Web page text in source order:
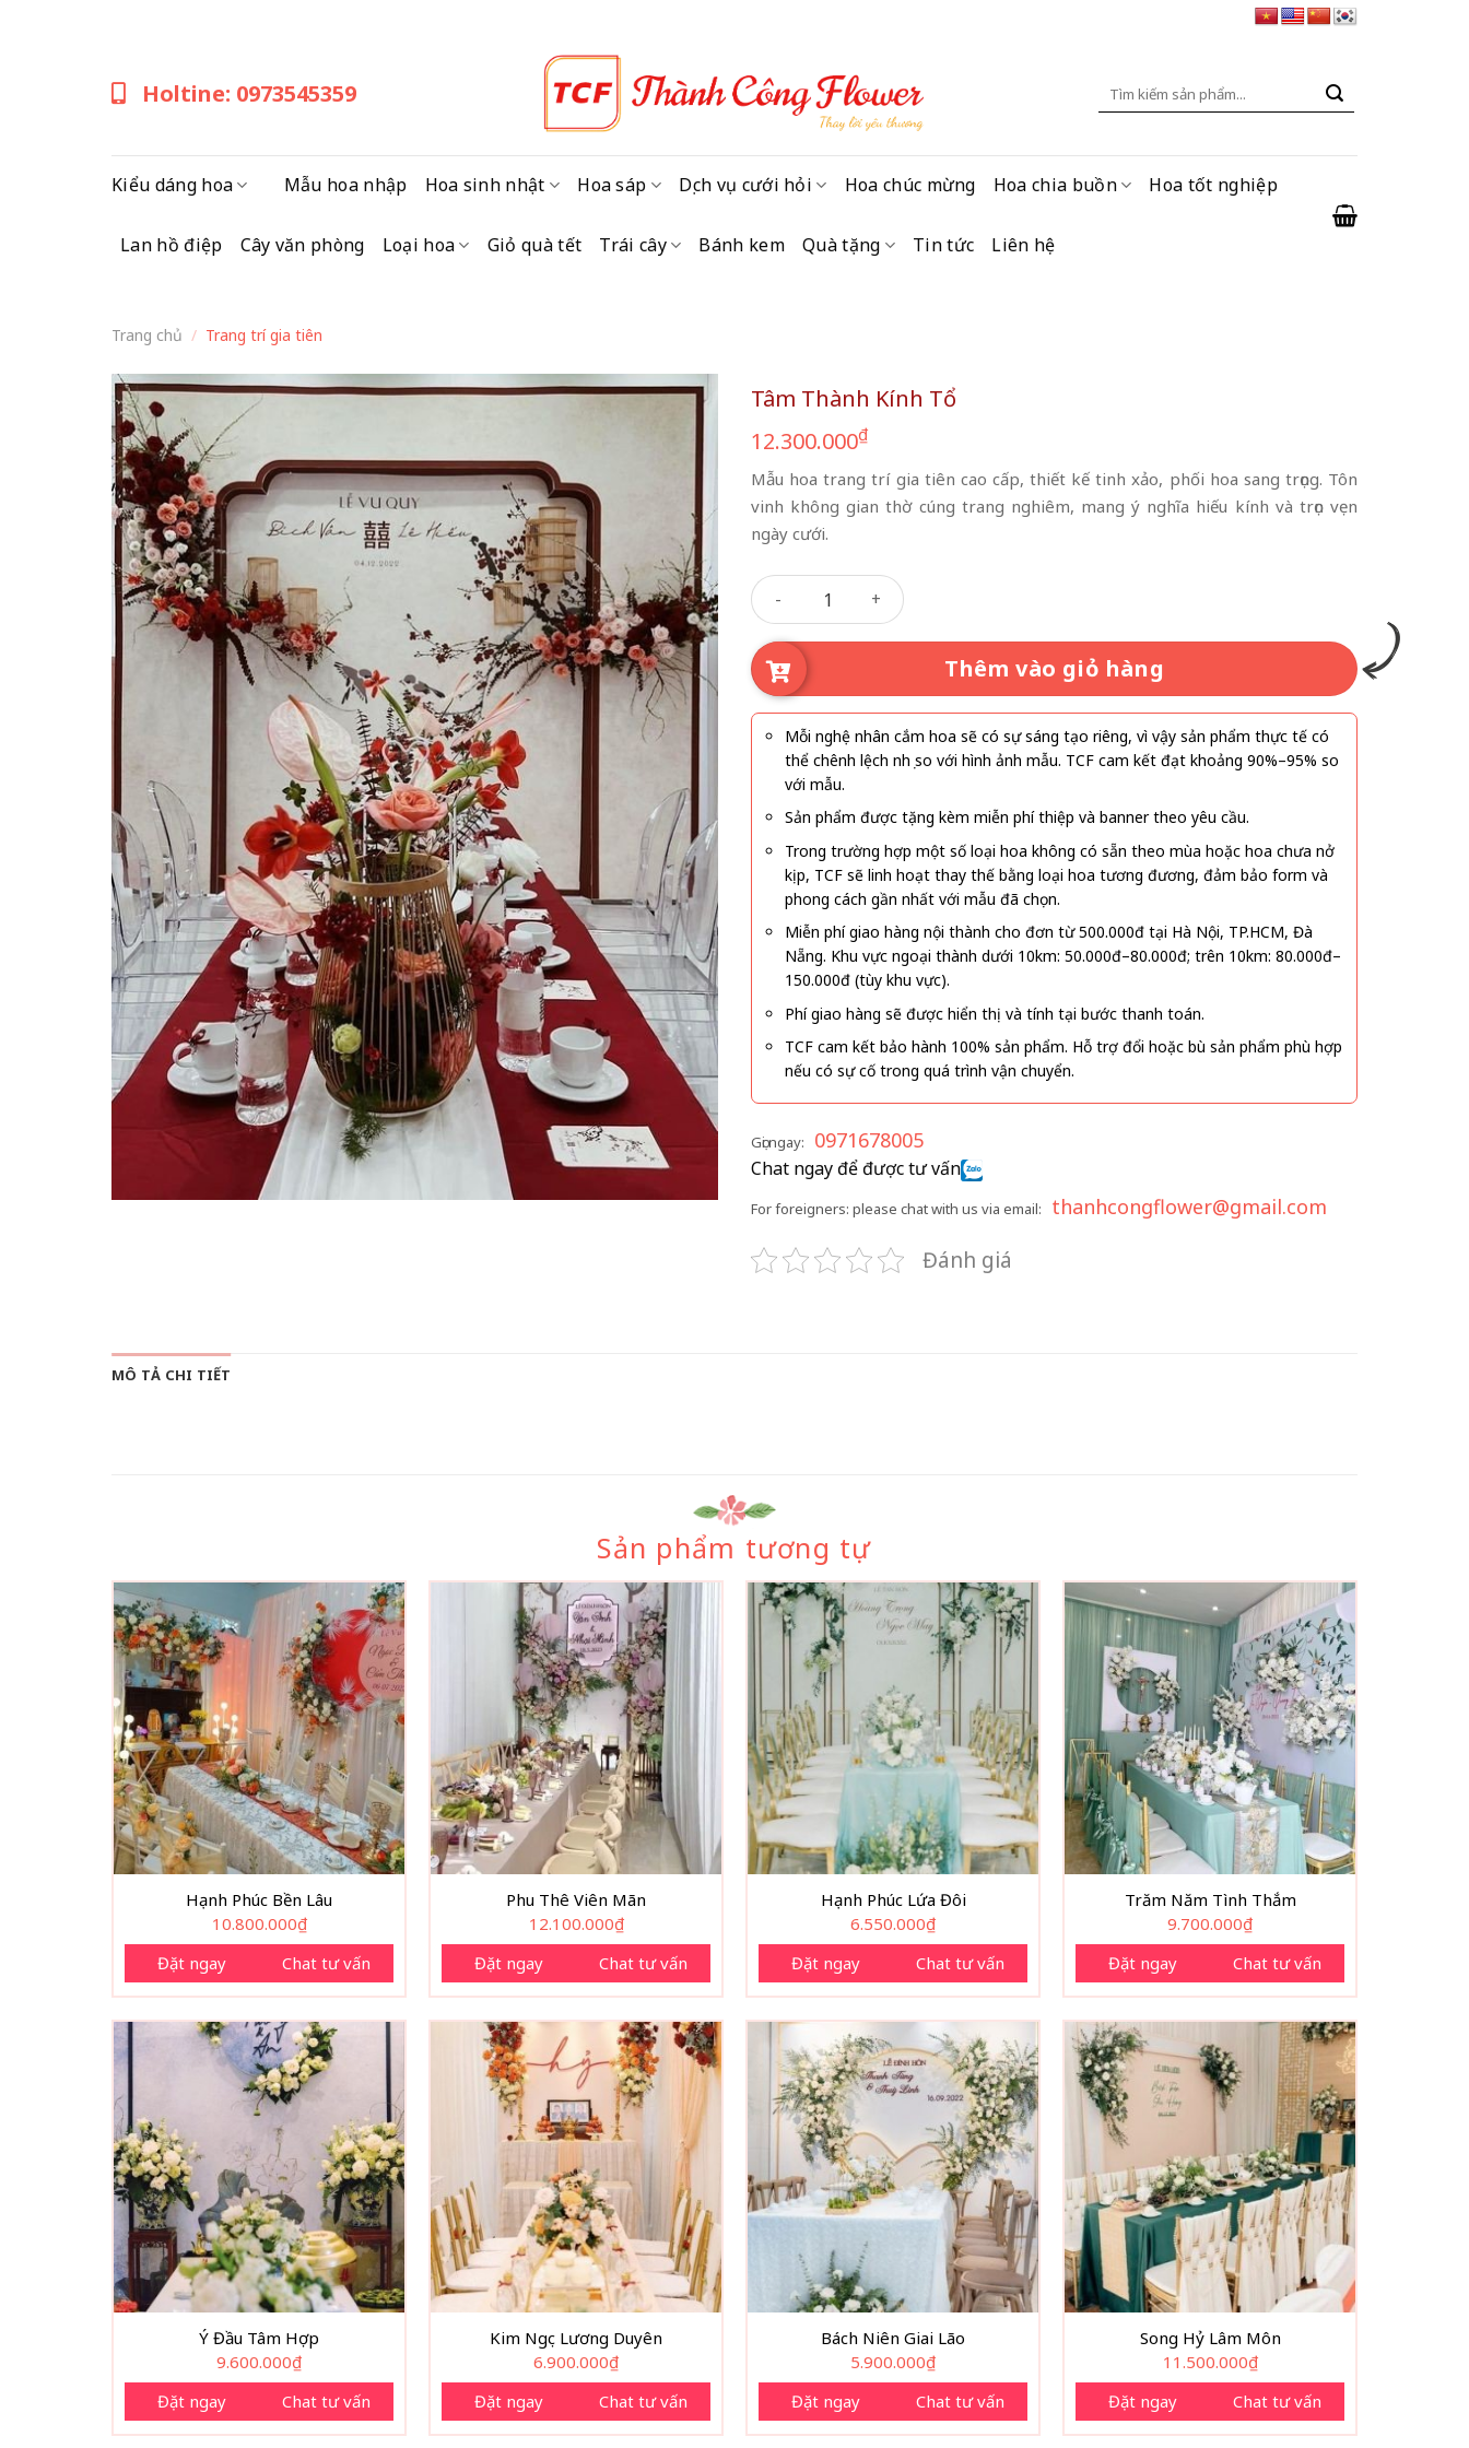
Holtine: 0973545359
Tìm
Kiểu dáng hoa Mẫu hoa nhập Hoa sinh nhật Hoa sáp Dịch vụ cưới hỏi Hoa chúc mừng Hoa chia buồn Hoa tốt nghiệp
Lan hồ điệp Cây văn phòng Loại hoa Giỏ quà tết Trái cây Bánh kem Quà tặng Tin tức Liên hệ
Trang chủ / Trang trí gia tiên
Tâm Thành Kính Tổ
12.300.000₫
Mẫu hoa trang trí gia tiên cao cấp, thiết kế tinh xảo, phối hoa sang trọng. Tôn
vinh không gian thờ cúng trang nghiêm, mang ý nghĩa hiếu kính và trọn vẹn
ngày cưới.
Tâm Thành Kính Tổ số lượng
Thêm vào giỏ hàng
Mỗi nghệ nhân cắm hoa sẽ có sự sáng tạo riêng, vì vậy sản phẩm thực tế có
thể chênh lệch nhẹ so với hình ảnh mẫu. TCF cam kết đạt khoảng 90%–95% so
với mẫu.
Sản phẩm được tặng kèm miễn phí thiệp và banner theo yêu cầu.
Trong trường hợp một số loại hoa không có sẵn theo mùa hoặc hoa chưa nở
kịp, TCF sẽ linh hoạt thay thế bằng loại hoa tương đương, đảm bảo form và
phong cách gần nhất với mẫu đã chọn.
Miễn phí giao hàng nội thành cho đơn từ 500.000đ tại Hà Nội, TP.HCM, Đà
Nẵng. Khu vực ngoại thành dưới 10km: 50.000đ–80.000đ; trên 10km: 80.000đ–
150.000đ (tùy khu vực).
Phí giao hàng sẽ được hiển thị và tính tại bước thanh toán.
TCF cam kết bảo hành 100% sản phẩm. Hỗ trợ đổi hoặc bù sản phẩm phù hợp
nếu có sự cố trong quá trình vận chuyển.
Gọi ngay: 0971678005
Chat ngay để được tư vấn
For foreigners: please chat with us via email: thanhcongflower@gmail.com
Đánh giá
MÔ TẢ CHI TIẾT
Sản phẩm tương tự
Hạnh Phúc Bền Lâu
10.800.000₫
Đặt ngay
Chat tư vấn
Phu Thê Viên Mãn
12.100.000₫
Đặt ngay
Chat tư vấn
Hạnh Phúc Lứa Đôi
6.550.000₫
Đặt ngay
Chat tư vấn
Trăm Năm Tình Thắm
9.700.000₫
Đặt ngay
Chat tư vấn
Ý Đầu Tâm Hợp
9.600.000₫
Đặt ngay
Chat tư vấn
Kim Ngọc Lương Duyên
6.900.000₫
Đặt ngay
Chat tư vấn
Bách Niên Giai Lão
5.900.000₫
Đặt ngay
Chat tư vấn
Song Hỷ Lâm Môn
11.500.000₫
Đặt ngay
Chat tư vấn